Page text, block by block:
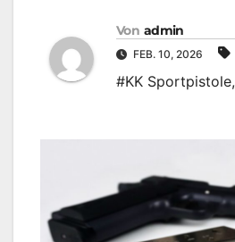
Von admin
FEB. 10, 2026
#KK Sportpistole,